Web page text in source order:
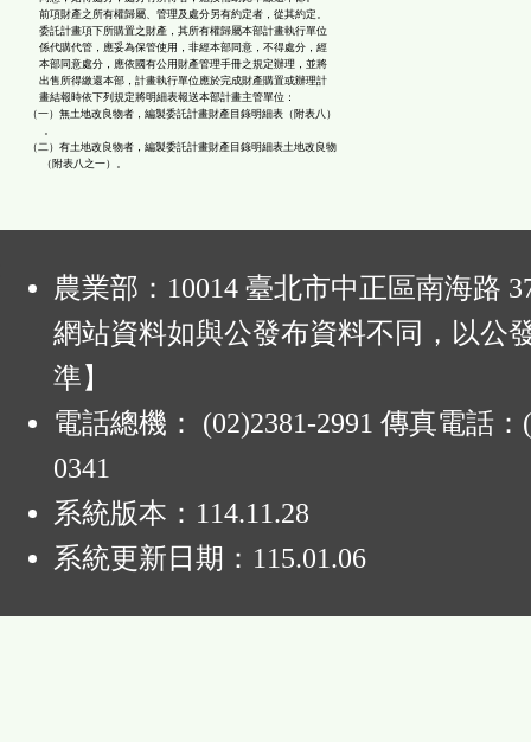
前項財產之所有權歸屬、管理及處分另有約定者，從其約定。
委託計畫項下所購置之財產，其所有權歸屬本部計畫執行單位
係代購代管，應妥為保管使用，非經本部同意，不得處分，經
本部同意處分，應依國有公用財產管理手冊之規定辦理，並將
出售所得繳還本部，計畫執行單位應於完成財產購置或辦理計
畫結報時依下列規定將明細表報送本部計畫主管單位：
（一）無土地改良物者，編製委託計畫財產目錄明細表（附表八）
。
（二）有土地改良物者，編製委託計畫財產目錄明細表土地改良物
（附表八之一）。
農業部：10014 臺北市中正區南海路
網站資料如與公發布資料不同，以公
準】
電話總機： (02)2381-2991 傳真電話：
0341
系統版本： 114.11.28
系統更新日期： 115.01.06